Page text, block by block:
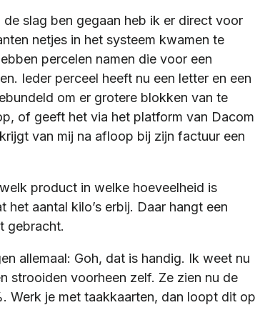
slag ben gegaan heb ik er direct voor
netjes in het systeem kwamen te
percelen namen die voor een
Ieder perceel heeft nu een letter en een
om er grotere blokken van te
of geeft het via het platform van Dacom
van mij na afloop bij zijn factuur een
product in welke hoeveelheid is
aantal kilo’s erbij. Daar hangt een
gebracht.
allemaal: Goh, dat is handig. Ik weet nu
strooiden voorheen zelf. Ze zien nu de
Werk je met taakkaarten, dan loopt dit op